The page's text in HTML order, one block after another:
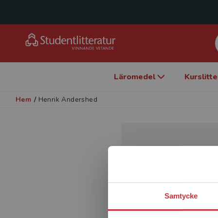
Samtycke
Läromedel
Hem / Henrik Andershed